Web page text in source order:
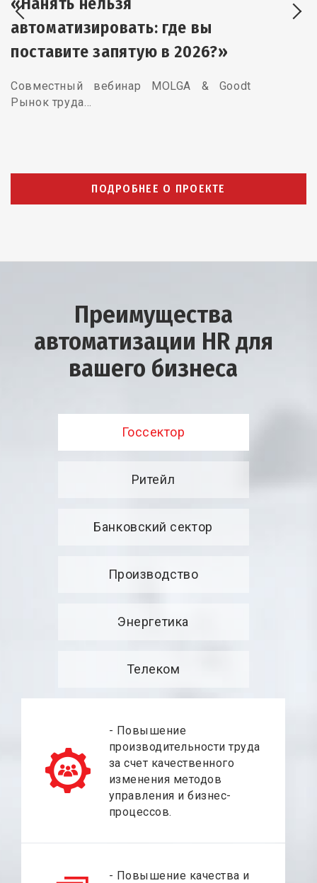
автоматизировать: где вы
поставите запятую в 2026?»
Совместный вебинар MOLGA & Goodt
Рынок труда…
ПОДРОБНЕЕ О ПРОЕКТЕ
Преимущества
автоматизации HR для
вашего бизнеса
Госсектор
Ритейл
Банковский сектор
Производство
Энергетика
Телеком
- Повышение
производительности труда
за счет качественного
изменения методов
управления и бизнес-
процессов.
- Повышение качества и